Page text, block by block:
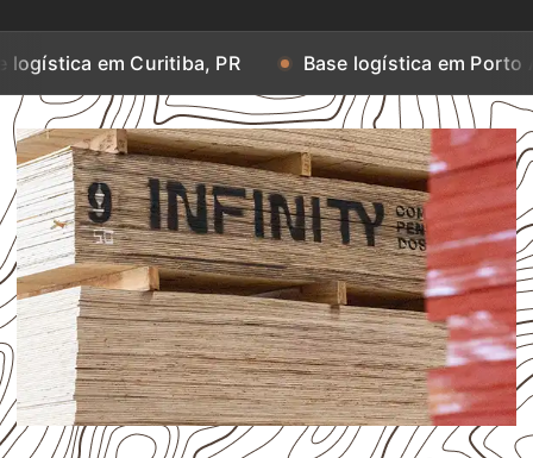
Curitiba, PR Base logística em Porto Alegre, RS